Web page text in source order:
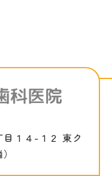
１４-１２ 東ク